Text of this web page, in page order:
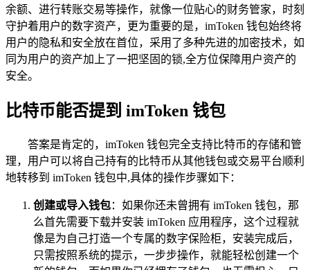
余额、进行转账交易等操作，就像一位贴心的财务管家，时刻
守护着用户的数字资产，更为重要的是，imToken 钱包始终将
用户的隐私和安全放在首位，采用了多种先进的加密技术，如
同为用户的资产加上了一把坚固的锁,全方位保障用户资产的
安全。
比特币能否提到 imToken 钱包
答案是肯定的，imToken 钱包完全支持比特币的存储和管
理，用户可以将自己持有的比特币从其他钱包或交易平台顺利
地转移到 imToken 钱包中,具体的操作步骤如下：
创建或导入钱包：如果你还未曾拥有 imToken 钱包，那
么首先需要下载并安装 imToken 应用程序，这个过程就
像是为自己打造一个专属的数字保险柜，安装完成后，
只需按照系统的提示，一步步操作，就能轻松创建一个